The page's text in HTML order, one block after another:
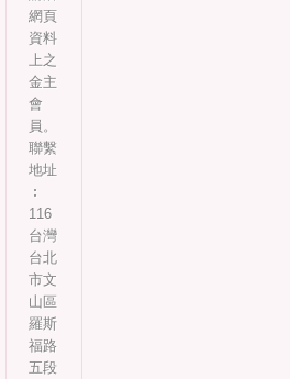
網頁
資料
上之
金主
會
員。
聯繫
地址
︰
116
台灣
台北
市文
山區
羅斯
福路
五段